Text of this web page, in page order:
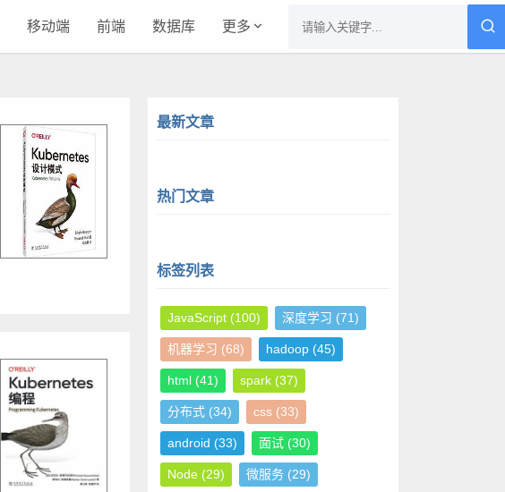
移动端 前端 数据库 更多
最新文章
热门文章
标签列表
JavaScript (100) 深度学习 (71)
机器学习 (68) hadoop (45)
html (41) spark (37)
分布式 (34) css (33)
android (33) 面试 (30)
Node (29) 微服务 (29)